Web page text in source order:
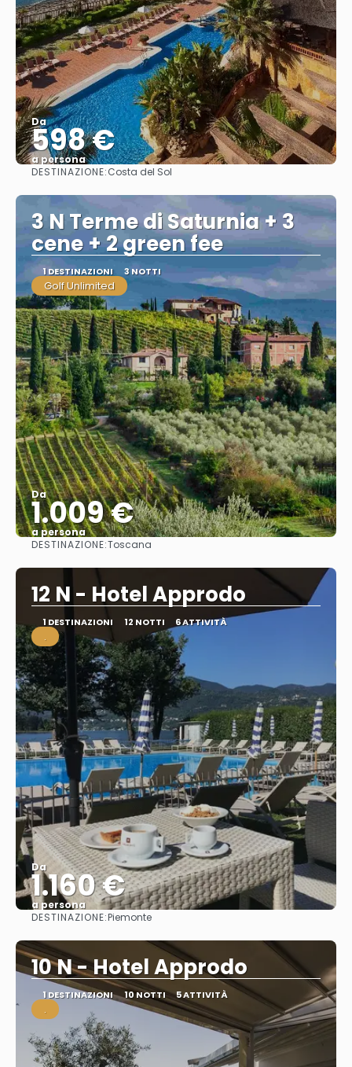
Da
598 €
a persona
Vedere
DESTINAZIONE:Costa del Sol
3 N Terme di Saturnia + 3
cene + 2 green fee
1 DESTINAZIONI 3 NOTTI
Golf Unlimited
Da
1.009 €
a persona
DESTINAZIONE:Toscana
12 N - Hotel Approdo
1 DESTINAZIONI 12 NOTTI 6 ATTIVITÀ
.
Da
1.160 €
a persona
DESTINAZIONE:Piemonte
10 N - Hotel Approdo
1 DESTINAZIONI 10 NOTTI 5 ATTIVITÀ
.